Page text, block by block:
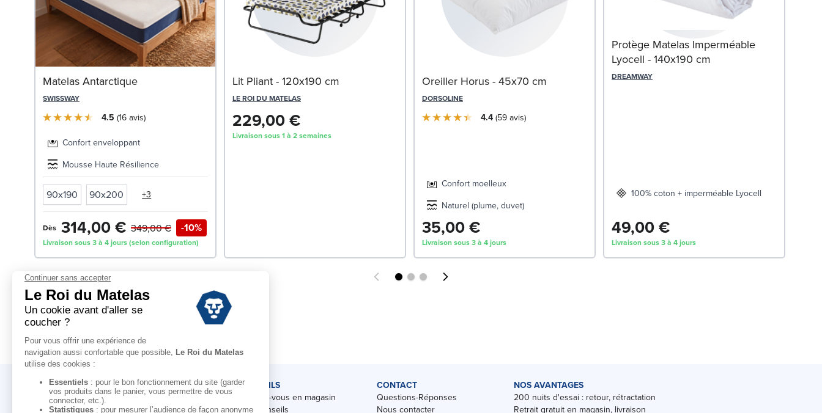
Matelas Antarctique
SWISSWAY
4.5 16 avis
Confort enveloppant
Mousse Haute Résilience
90x190 90x200 +3
Dès 314,00 € -10%
349,00 €
Livraison sous 3 à 4 jours (selon configuration)
Lit Pliant - 120x190 cm
LE ROI DU MATELAS
229,00 €
Livraison sous 1 à 2 semaines
Oreiller Horus - 45x70 cm
DORSOLINE
4.4 59 avis
Confort moelleux
Naturel (plume, duvet)
35,00 €
Livraison sous 3 à 4 jours
Protège Matelas Imperméable
Lyocell - 140x190 cm
DREAMWAY
100% coton + imperméable Lyocell
49,00 €
Livraison sous 3 à 4 jours
LE ROI DU MATELAS
Notre histoire
Notre savoir-faire
CONSEILS
Rendez-vous en magasin
Nos conseils
CONTACT
Questions-Réponses
Nous contacter
NOS AVANTAGES
200 nuits d'essai : retour, rétractation
Retrait gratuit en magasin, livraison